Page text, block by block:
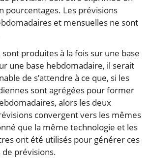
pourcentages. Les prévisions
et mensuelles ne sont
produites à la fois sur une base
une base hebdomadaire, il serait
de s’attendre à ce que, si les
sont agrégées pour former
alors les deux
convergent vers les mêmes
que la même technologie et les
ont été utilisés pour générer ces
prévisions.